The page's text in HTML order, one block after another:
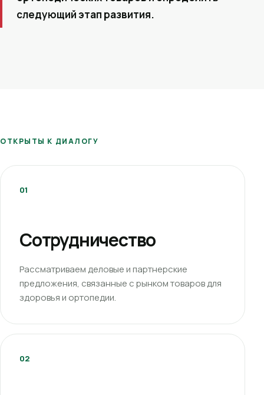
следующий этап развития.
ОТКРЫТЫ К ДИАЛОГУ
01
Сотрудничество
Рассматриваем деловые и партнерские
предложения, связанные с рынком товаров для
здоровья и ортопедии.
02